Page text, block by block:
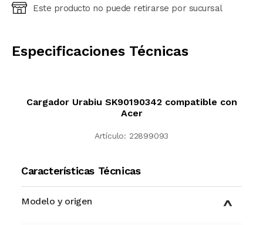
Ingresá código postal (sólo números)
Este producto no puede retirarse por sucursal
Especificaciones Técnicas
Cargador Urabiu SK90190342 compatible con
Acer
Artículo: 22899093
Características Técnicas
Modelo y origen